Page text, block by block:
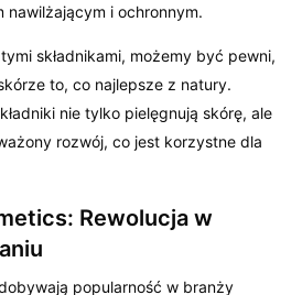
nawilżającym i ochronnym.
składnikami, możemy być pewni,
to, co najlepsze z natury.
nie tylko pielęgnują skórę, ale
rozwój, co jest korzystne dla
Rewolucja w
popularność w branży